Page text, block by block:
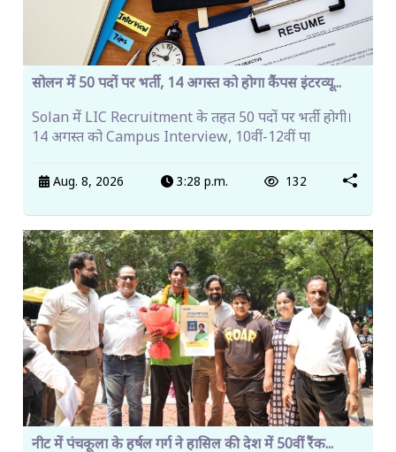
सोलन में 50 पदों पर भर्ती, 14 अगस्त को होगा कैंपस इंटरव्यू...
Solan में LIC Recruitment के तहत 50 पदों पर भर्ती होगी।
14 अगस्त को Campus Interview, 10वीं-12वीं पा
Aug. 8, 2026 3:28 p.m. 132
नीट में पंचकूला के हर्षल गर्ग ने हासिल की देश में 50वीं रैंक...